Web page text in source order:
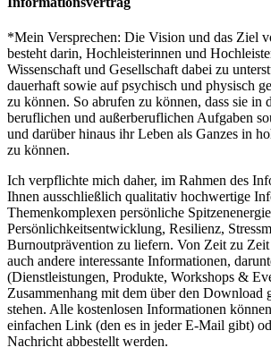
*Mein Versprechen: Die Vision und das Ziel
besteht darin, Hochleisterinnen und
Wissenschaft und Gesellschaft dabei zu
dauerhaft sowie auf psychisch und physisch
zu können. So abrufen zu können, dass sie in
beruflichen und außerberuflichen Aufgaben
und darüber hinaus ihr Leben als Ganzes in
zu können.
Ich verpflichte mich daher, im Rahmen des
Ihnen ausschließlich qualitativ hochwertige
Themenkomplexen persönliche
Persönlichkeitsentwicklung, Resilienz,
Burnoutprävention zu liefern. Von Zeit zu
auch andere interessante Informationen,
(Dienstleistungen, Produkte, Workshops &
Zusammenhang mit dem über den Download
stehen. Alle kostenlosen Informationen
einfachen Link (den es in jeder E-Mail gibt)
Nachricht abbestellt werden.